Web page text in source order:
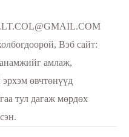
Вэб сайт:
амлаж,
өвчтөнүүд
тул дагаж мөрдөх